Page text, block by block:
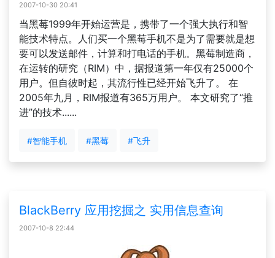
2007-10-30 20:41
当黑莓1999年开始运营是，携带了一个强大执行和智
能技术特点。人们买一个黑莓手机不是为了需要就是想
要可以发送邮件，计算和打电话的手机。黑莓制造商，
在运转的研究（RIM）中，据报道第一年仅有25000个
用户。但自彼时起，其流行性已经开始飞升了。 在
2005年九月，RIM报道有365万用户。 本文研究了“推
进”的技术......
#智能手机 #黑莓 #飞升
BlackBerry 应用挖掘之 实用信息查询
2007-10-8 22:44